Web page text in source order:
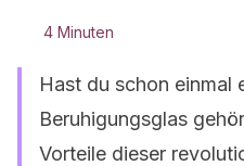
4 Minuten
Hast du schon einmal
Beruhigungsglas
Vorteile dieser